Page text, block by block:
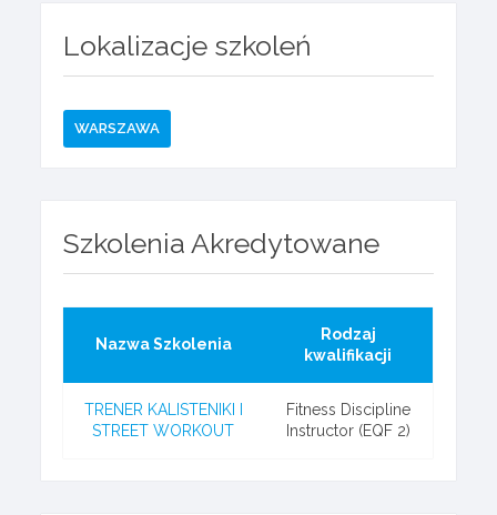
Lokalizacje szkoleń
WARSZAWA
Szkolenia Akredytowane
Nazwa Szkolenia
Rodzaj
kwalifikacji
TRENER KALISTENIKI I
STREET WORKOUT
Fitness Discipline
Instructor (EQF 2)